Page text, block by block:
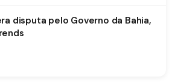
disputa pelo Governo da Bahia,